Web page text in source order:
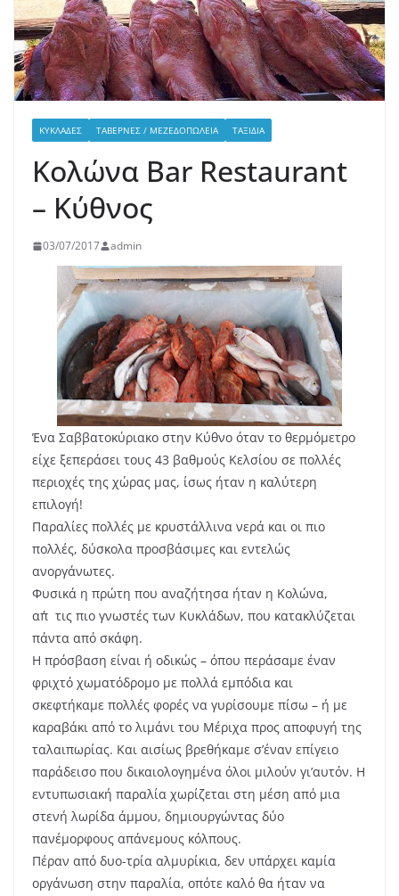
ΚΥΚΛΆΔΕΣ ΤΑΒΈΡΝΕΣ / ΜΕΖΕΔΟΠΩΛΕΊΑ ΤΑΞΊΔΙΑ
Κολώνα Bar Restaurant
– Κύθνος
03/07/2017 admin
Ένα Σαββατοκύριακο στην Κύθνο όταν το θερμόμετρο
είχε ξεπεράσει τους 43 βαθμούς Κελσίου σε πολλές
περιοχές της χώρας μας, ίσως ήταν η καλύτερη
επιλογή!
Παραλίες πολλές με κρυστάλλινα νερά και οι πιο
πολλές, δύσκολα προσβάσιμες και εντελώς
ανοργάνωτες.
Φυσικά η πρώτη που αναζήτησα ήταν η Κολώνα,
απ΄τις πιο γνωστές των Κυκλάδων, που κατακλύζεται
πάντα από σκάφη.
Η πρόσβαση είναι ή οδικώς – όπου περάσαμε έναν
φριχτό χωματόδρομο με πολλά εμπόδια και
σκεφτήκαμε πολλές φορές να γυρίσουμε πίσω – ή με
καραβάκι από το λιμάνι του Μέριχα προς αποφυγή της
ταλαιπωρίας. Και αισίως βρεθήκαμε σ’έναν επίγειο
παράδεισο που δικαιολογημένα όλοι μιλούν γι’αυτόν. Η
εντυπωσιακή παραλία χωρίζεται στη μέση από μια
στενή λωρίδα άμμου, δημιουργώντας δύο
πανέμορφους απάνεμους κόλπους.
Πέραν από δυο-τρία αλμυρίκια, δεν υπάρχει καμία
οργάνωση στην παραλία, οπότε καλό θα ήταν να